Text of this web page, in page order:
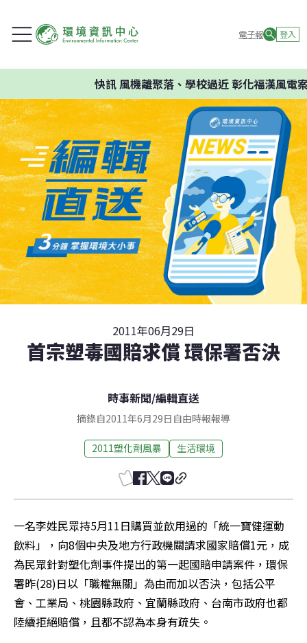
電子報 登入
快訊風機離聚落、學校過近 彰化福漢風電案
2011年06月29日
首宗塑毒國賠求償 環保署否決
時事新聞/編輯直送
摘錄自2011年6月29日自由時報報導
2011塑化劑風暴 生活環境
一名李姓民眾持5月11日購買並飲用過的「統一寶健運動
飲料」，向8個中央及地方行政機關請求國家賠償1元，成
為民眾針對塑化劑事件提出的第一起國賠申請案件，環保
署昨(28)日以「職權無關」為由而加以否決，包括公平
會、工業局、桃園縣政府、宜蘭縣政府、台南市政府也都
陸續拒絕賠償，且都不認為本身有疏失。